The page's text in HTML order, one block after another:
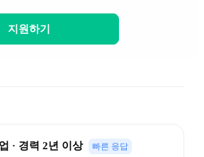
지원하기
· 경력 2년 이상
빠른 응답